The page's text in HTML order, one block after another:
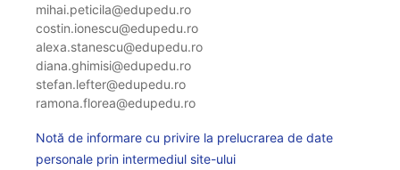
mihai.peticila@edupedu.ro
costin.ionescu@edupedu.ro
alexa.stanescu@edupedu.ro
diana.ghimisi@edupedu.ro
stefan.lefter@edupedu.ro
ramona.florea@edupedu.ro
Notă de informare cu privire la prelucrarea de date
personale prin intermediul site-ului